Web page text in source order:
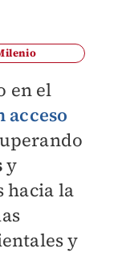
en el
acceso
y
haciala
y